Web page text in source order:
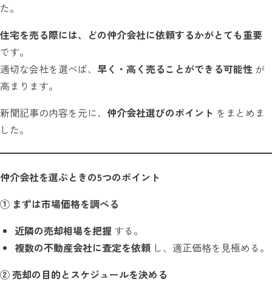
た。
住宅を売る際には、どの仲介会社に依頼するかがとても重要
です。
適切な会社を選べば、 早く・高く売ることができる可能性 が
高まります。
新聞記事の内容を元に、 仲介会社選びのポイント をまとめま
した。
仲介会社を選ぶときの5つのポイント
① まずは市場価格を調べる
近隣の売却相場を把握 する。
複数の不動産会社に査定を依頼 し、適正価格を見極める。
②売却の目的とスケジュールを決める